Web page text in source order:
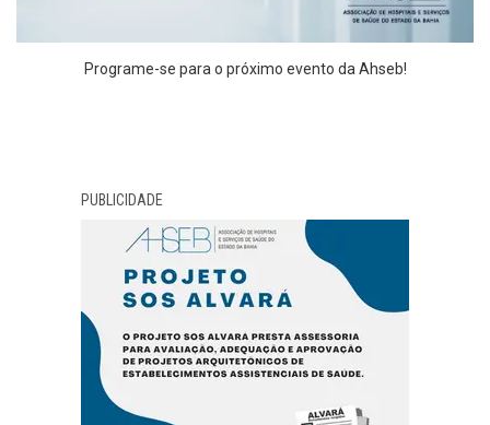
Programe-se para o próximo evento da Ahseb!
PUBLICIDADE